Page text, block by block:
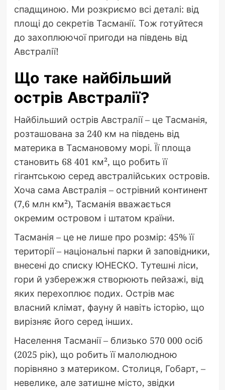
спадщиною. Ми розкриємо всі деталі: від
площі до секретів Тасманії. Тож готуйтеся
до захоплюючої пригоди на південь від
Австралії!
Що таке найбільший
острів Австралії?
Найбільший острів Австралії – це Тасманія,
розташована за 240 км на південь від
материка в Тасмановому морі. Її площа
становить 68 401 км², що робить її
гігантською серед австралійських островів.
Хоча сама Австралія – острівний континент
(7,6 млн км²), Тасманія вважається
окремим островом і штатом країни.
Тасманія – це не лише про розмір: 45% її
території – національні парки й заповідники,
внесені до списку ЮНЕСКО. Тутешні ліси,
гори й узбережжя створюють пейзажі, від
яких перехоплює подих. Острів має
власний клімат, фауну й навіть історію, що
вирізняє його серед інших.
Населення Тасманії – близько 570 000 осіб
(2025 рік), що робить її малолюдною
порівняно з материком. Столиця, Гобарт, –
невелике, але затишне місто, звідки